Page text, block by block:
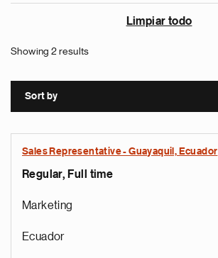
Limpiar todo
Showing 2 results
Sort by
Sales Representative - Guayaquil, Ecuador
Regular, Full time
Marketing
Ecuador